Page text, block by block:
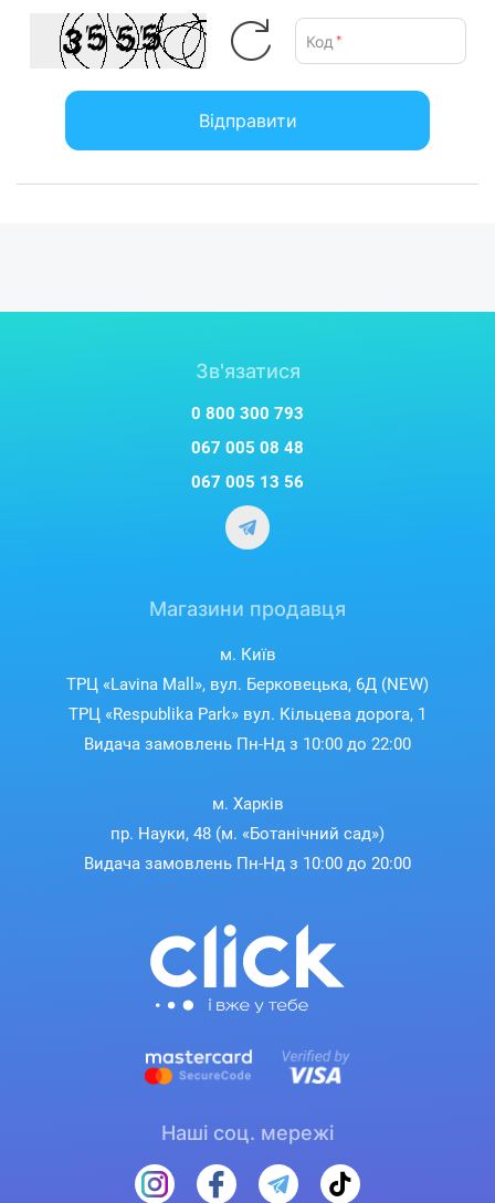
Код *
Відправити
Зв'язатися
0 800 300 793
067 005 08 48
067 005 13 56
Магазини продавця
м. Київ
ТРЦ «Lavina Mall», вул. Берковецька, 6Д (NEW)
ТРЦ «Respublika Park» вул. Кільцева дорога, 1
Видача замовлень Пн-Нд з 10:00 до 22:00
м. Харків
пр. Науки, 48 (м. «Ботанічний сад»)
Видача замовлень Пн-Нд з 10:00 до 20:00
Наші соц. мережі